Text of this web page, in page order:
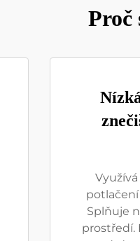
Proč
Splňuje
prostředí.